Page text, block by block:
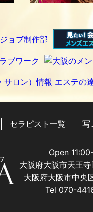
セラピスト一覧 写
Open
大阪府大阪市天王
大阪府大阪市中央
Tel 070-